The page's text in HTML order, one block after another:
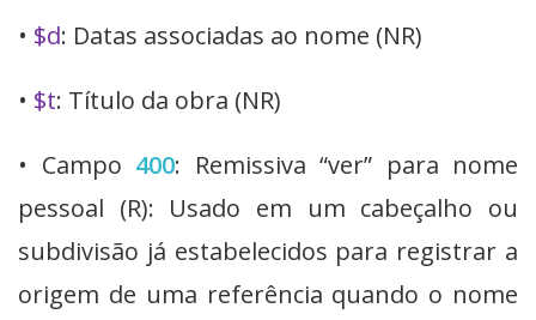
• $d: Datas associadas ao nome (NR)
• $t: Título da obra (NR)
• Campo 400: Remissiva “ver” para nome
pessoal (R): Usado em um cabeçalho ou
subdivisão já estabelecidos para registrar a
origem de uma referência quando o nome